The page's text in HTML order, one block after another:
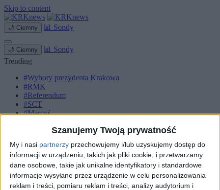
Szanujemy Twoją prywatność
My i nasi partnerzy przechowujemy i/lub uzyskujemy dostęp do
informacji w urządzeniu, takich jak pliki cookie, i przetwarzamy
dane osobowe, takie jak unikalne identyfikatory i standardowe
informacje wysyłane przez urządzenie w celu personalizowania
reklam i treści, pomiaru reklam i treści, analizy audytorium i
Skip to content
🌙 Ciemny 📊 Sondy
🌙 Ciemny 📊 Sondy
Trending
#Wybory prezydenta Krakowa
#RMK
#Referendum
#SCT
#Marcyś
Strona główna
Komunikacja
Zieleń
Inwestycje
Biznes
Sport